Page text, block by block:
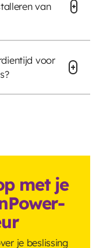
van
voor
met je
je beslissing